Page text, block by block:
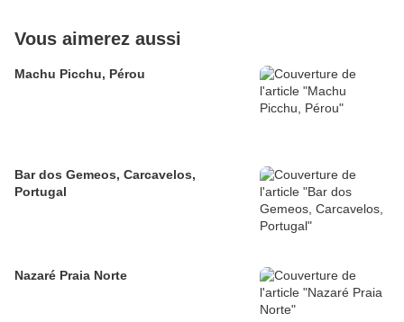
Vous aimerez aussi
Machu Picchu, Pérou
Bar dos Gemeos, Carcavelos,
Portugal
Nazaré Praia Norte